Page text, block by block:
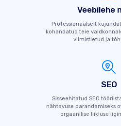
Veebilehe
Professionaalselt
kohandatud teie
viimistletud ja
SEO
Sisseehitatud SEO
nähtavuse parandamiseks
orgaanilise liikluse